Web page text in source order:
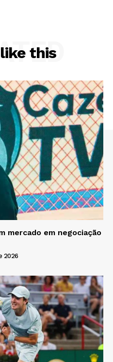
this
mercado em negociação
2026